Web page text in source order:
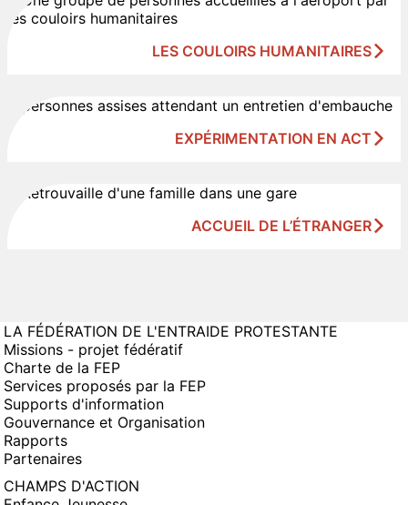
LES COULOIRS HUMANITAIRES
EXPÉRIMENTATION EN ACT
ACCUEIL DE L’ÉTRANGER
LA FÉDÉRATION DE L'ENTRAIDE PROTESTANTE
Missions - projet fédératif
Charte de la FEP
Services proposés par la FEP
Supports d'information
Gouvernance et Organisation
Rapports
Partenaires
CHAMPS D'ACTION